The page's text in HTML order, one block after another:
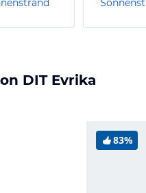
DIT Evrika
83%